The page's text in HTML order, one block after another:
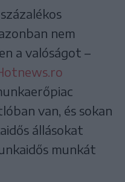
nem
a valóságot –
van, és sokan
állásokat
munkát